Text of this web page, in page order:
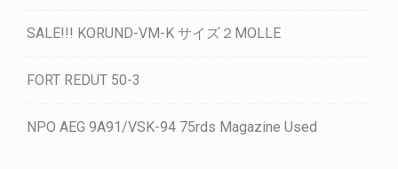
SALE!!! KORUND-VM-K サイズ２MOLLE
FORT REDUT 50-3
NPO AEG 9A91/VSK-94 75rds Magazine Used